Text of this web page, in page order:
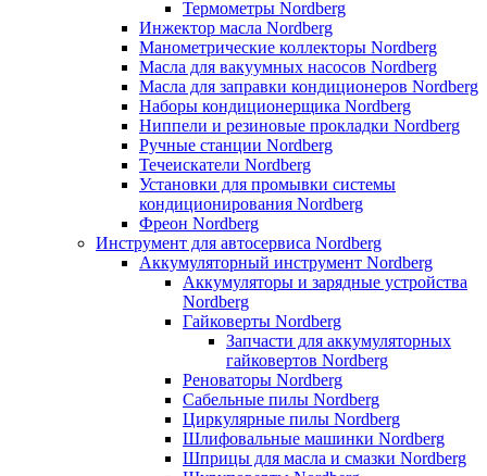
Термометры Nordberg
Инжектор масла Nordberg
Манометрические коллекторы Nordberg
Масла для вакуумных насосов Nordberg
Масла для заправки кондиционеров Nordberg
Наборы кондиционерщика Nordberg
Ниппели и резиновые прокладки Nordberg
Ручные станции Nordberg
Течеискатели Nordberg
Установки для промывки системы
кондиционирования Nordberg
Фреон Nordberg
Инструмент для автосервиса Nordberg
Аккумуляторный инструмент Nordberg
Аккумуляторы и зарядные устройства
Nordberg
Гайковерты Nordberg
Запчасти для аккумуляторных
гайковертов Nordberg
Реноваторы Nordberg
Сабельные пилы Nordberg
Циркулярные пилы Nordberg
Шлифовальные машинки Nordberg
Шприцы для масла и смазки Nordberg